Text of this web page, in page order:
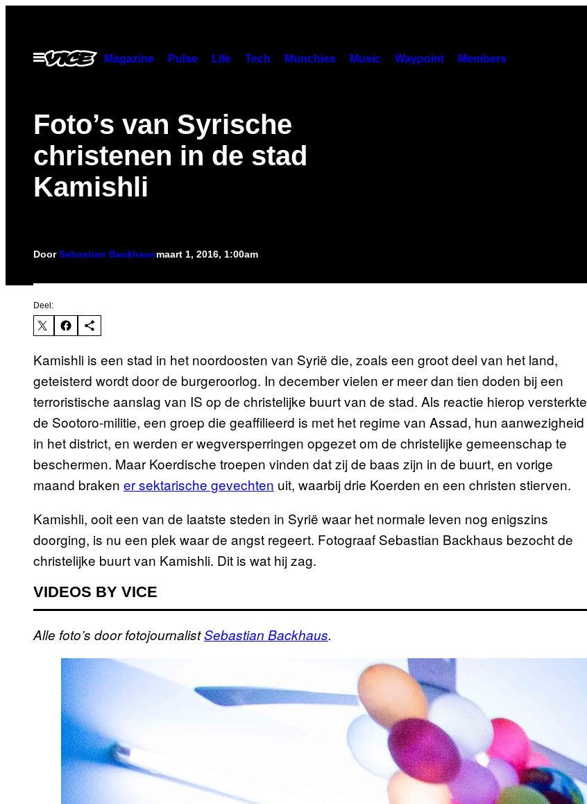
Open
menu
Magazine Pulse Life Tech Munchies Music Waypoint Members
Foto’s van Syrische
christenen in de stad
Kamishli
DoorSebastian Backhausmaart 1, 2016, 1:00am
Deel:
Kamishli is een stad in het noordoosten van Syrië die, zoals een groot deel van het land,
geteisterd wordt door de burgeroorlog. In december vielen er meer dan tien doden bij een
terroristische aanslag van IS op de christelijke buurt van de stad. Als reactie hierop versterkte
de Sootoro-militie, een groep die geaffilieerd is met het regime van Assad, hun aanwezigheid
in het district, en werden er wegversperringen opgezet om de christelijke gemeenschap te
beschermen. Maar Koerdische troepen vinden dat zij de baas zijn in de buurt, en vorige
maand braken er sektarische gevechten uit, waarbij drie Koerden en een christen stierven.
Kamishli, ooit een van de laatste steden in Syrië waar het normale leven nog enigszins
doorging, is nu een plek waar de angst regeert. Fotograaf Sebastian Backhaus bezocht de
christelijke buurt van Kamishli. Dit is wat hij zag.
VIDEOS BY VICE
Alle foto’s door fotojournalistSebastian Backhaus.